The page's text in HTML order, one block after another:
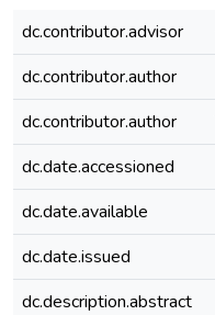
dc.contributor.advisor
dc.contributor.author
dc.contributor.author
dc.date.accessioned
dc.date.available
dc.date.issued
dc.description.abstract